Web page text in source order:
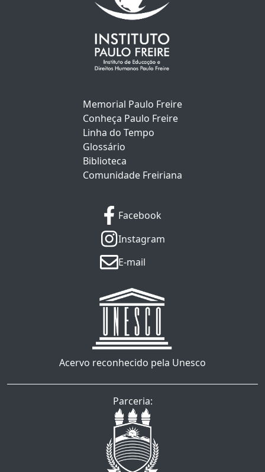
Memorial Paulo Freire
Conheça Paulo Freire
Linha do Tempo
Glossário
Biblioteca
Comunidade Freiriana
Facebook
Instagram
E-mail
Acervo reconhecido pela Unesco
Parceria: